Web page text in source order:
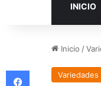
INICIO
Inicio /
Variedades
Facebook